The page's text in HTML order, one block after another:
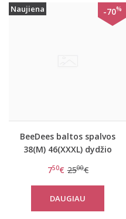
Naujiena -70%
BeeDees baltos spalvos
38(M) 46(XXXL) dydžio
Hipster
750€ 2500€
DAUGIAU